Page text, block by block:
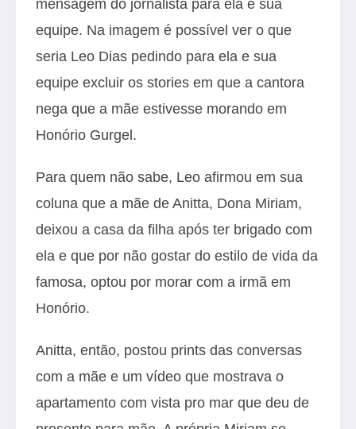
mensagem do jornalista para ela e sua
equipe. Na imagem é possível ver o que
seria Leo Dias pedindo para ela e sua
equipe excluir os stories em que a cantora
nega que a mãe estivesse morando em
Honório Gurgel.
Para quem não sabe, Leo afirmou em sua
coluna que a mãe de Anitta, Dona Miriam,
deixou a casa da filha após ter brigado com
ela e que por não gostar do estilo de vida da
famosa, optou por morar com a irmã em
Honório.
Anitta, então, postou prints das conversas
com a mãe e um vídeo que mostrava o
apartamento com vista pro mar que deu de